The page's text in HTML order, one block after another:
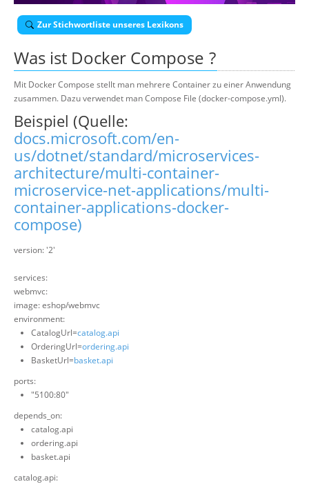
Über uns
Zur Stichwortliste unseres Lexikons
Was ist Docker Compose ?
Mit Docker Compose stellt man mehrere Container zu einer Anwendung
zusammen. Dazu verwendet man Compose File (docker-compose.yml).
Beispiel (Quelle:
docs.microsoft.com/en-
us/dotnet/standard/microservices-
architecture/multi-container-
microservice-net-applications/multi-
container-applications-docker-
compose)
version: '2'
services:
webmvc:
image: eshop/webmvc
environment:
CatalogUrl=catalog.api
OrderingUrl=ordering.api
BasketUrl=basket.api
ports:
"5100:80"
depends_on:
catalog.api
ordering.api
basket.api
catalog.api: